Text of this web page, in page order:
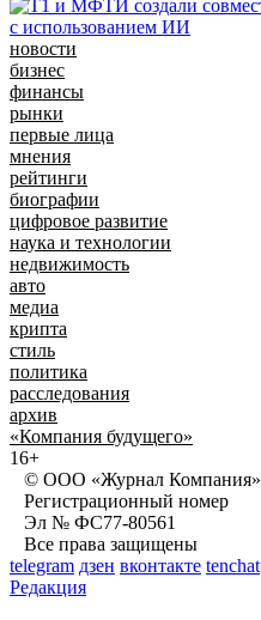
новости
бизнес
финансы
рынки
первые лица
мнения
рейтинги
биографии
цифровое развитие
наука и технологии
недвижимость
авто
медиа
крипта
стиль
политика
расследования
архив
«Компания будущего»
16+
© ООО «Журнал Компания»
Регистрационный номер
Эл № ФС77-80561
Все права защищены
telegram дзен вконтакте tenchat
Редакция